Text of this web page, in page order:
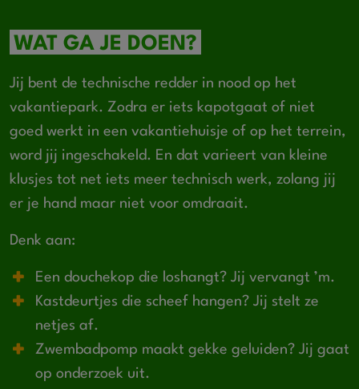
WAT GA JE DOEN?
Jij bent de technische redder in nood op het
vakantiepark. Zodra er iets kapotgaat of niet
goed werkt in een vakantiehuisje of op het terrein,
word jij ingeschakeld. En dat varieert van kleine
klusjes tot net iets meer technisch werk, zolang jij
er je hand maar niet voor omdraait.
Denk aan:
Een douchekop die loshangt? Jij vervangt ’m.
Kastdeurtjes die scheef hangen? Jij stelt ze
netjes af.
Zwembadpomp maakt gekke geluiden? Jij gaat
op onderzoek uit.